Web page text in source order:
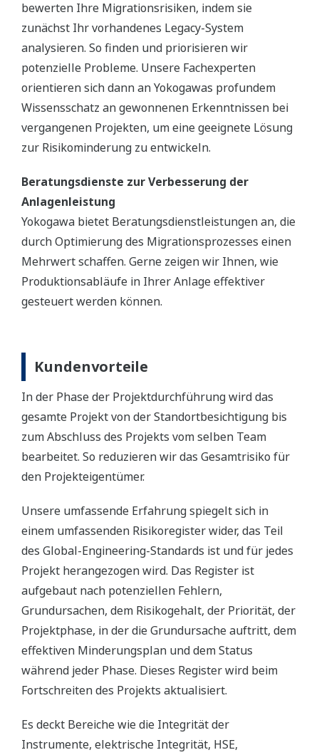
bewerten Ihre Migrationsrisiken, indem sie
zunächst Ihr vorhandenes Legacy-System
analysieren. So finden und priorisieren wir
potenzielle Probleme. Unsere Fachexperten
orientieren sich dann an Yokogawas profundem
Wissensschatz an gewonnenen Erkenntnissen bei
vergangenen Projekten, um eine geeignete Lösung
zur Risikominderung zu entwickeln.
Beratungsdienste zur Verbesserung der
Anlagenleistung
Yokogawa bietet Beratungsdienstleistungen an, die
durch Optimierung des Migrationsprozesses einen
Mehrwert schaffen. Gerne zeigen wir Ihnen, wie
Produktionsabläufe in Ihrer Anlage effektiver
gesteuert werden können.
Kundenvorteile
In der Phase der Projektdurchführung wird das
gesamte Projekt von der Standortbesichtigung bis
zum Abschluss des Projekts vom selben Team
bearbeitet. So reduzieren wir das Gesamtrisiko für
den Projekteigentümer.
Unsere umfassende Erfahrung spiegelt sich in
einem umfassenden Risikoregister wider, das Teil
des Global-Engineering-Standards ist und für jedes
Projekt herangezogen wird. Das Register ist
aufgebaut nach potenziellen Fehlern,
Grundursachen, dem Risikogehalt, der Priorität, der
Projektphase, in der die Grundursache auftritt, dem
effektiven Minderungsplan und dem Status
während jeder Phase. Dieses Register wird beim
Fortschreiten des Projekts aktualisiert.
Es deckt Bereiche wie die Integrität der
Instrumente, elektrische Integrität, HSE,